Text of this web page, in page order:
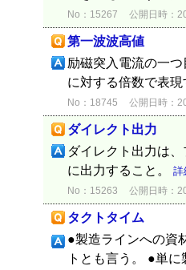
No：15267 公開日時：
第一波波高値
励磁突入電流の一
に対する倍数で表
No：18745 公開日時：
ダイレクト出力
ダイレクト出力は
に出力すること。 詳
No：15263 公開日時：
タクトタイム
●製造ラインへの資
トとも言う。 ●単